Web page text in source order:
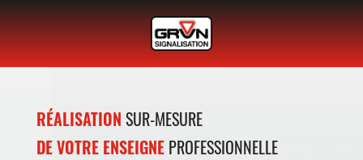
COMMANDER DÉS AUJOURD'HUI
VOS PLAQUESON-LINE
PRODUCTION DE PANNEAUX
SIGNALISATIONROUTIÈRE
RÉALISATION SUR-MESURE
DE VOTRE ENSEIGNE PROFESSIONNELLE